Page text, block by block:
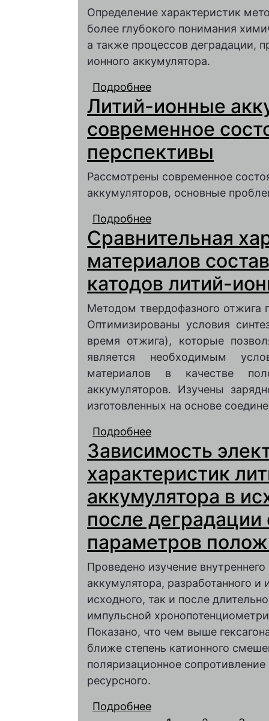
Определение характеристик
более глубокого понимания
а также процессов деградации,
ионного аккумулятора.
Подробнее
фазовых
Литий-ионные
современное
перспективы
Рассмотрены современное
аккумуляторов, основные
Подробнее
проблемы и
Сравнительная
материалов
катодов литий-
Методом твердофазного отжига
Оптимизированы условия
время отжига), которые
является необходимым
материалов в качестве
аккумуляторов. Изучены
изготовленных на основе
Подробнее
xO2 для катодов
Зависимость
характеристик
аккумулятора в
после деградации
параметров
Проведено изучение
аккумулятора, разработанного и
исходного, так и после
импульсной
Показано, что чем выше
ближе степень катионного
поляризационное
ресурсного.
Подробнее